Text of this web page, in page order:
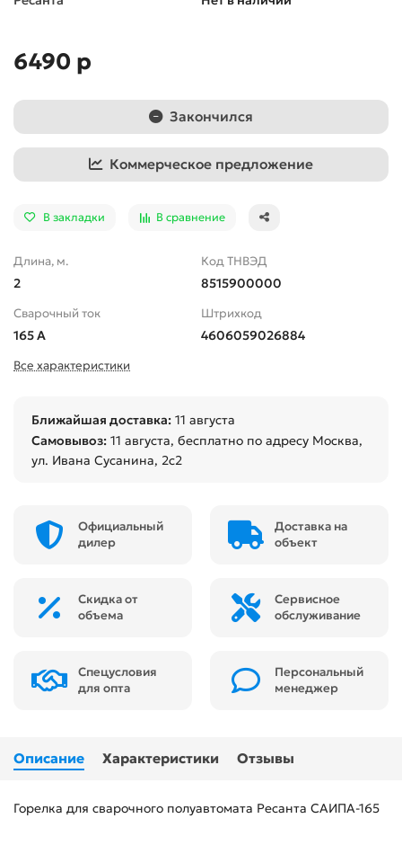
6490 р
Закончился
Коммерческое предложение
В закладки В сравнение
Длина, м.
2
Код ТНВЭД
8515900000
Сварочный ток
165 А
Штрихкод
4606059026884
Все характеристики
Ближайшая доставка: 11 августа
Самовывоз: 11 августа, бесплатно по адресу Москва,
ул. Ивана Сусанина, 2с2
Официальный
дилер
Доставка на
объект
Скидка от
объема
Сервисное
обслуживание
Спецусловия
для опта
Персональный
менеджер
Описание Характеристики Отзывы
Горелка для сварочного полуавтомата Ресанта САИПА-165